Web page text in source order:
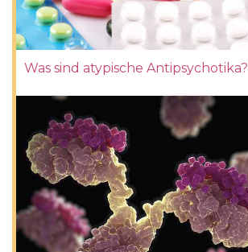
Was sind atypische Antipsychotika?